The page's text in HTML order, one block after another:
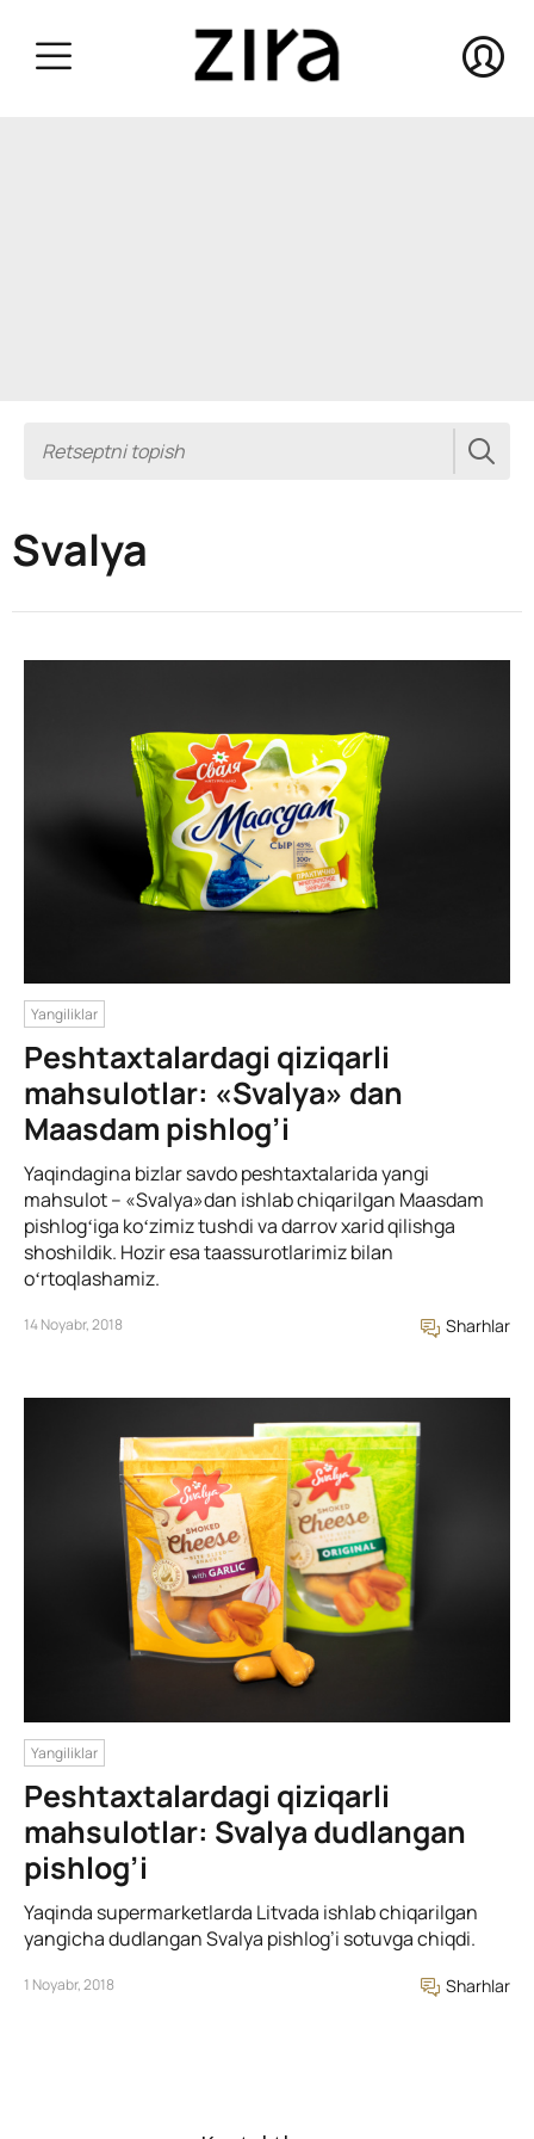
Svalya
Yangiliklar
Peshtaxtalardagi qiziqarli
mahsulotlar: «Svalya» dan
Maasdam pishlog’i
Yaqindagina bizlar savdo peshtaxtalarida yangi
mahsulot – «Svalya»dan ishlab chiqarilgan Maasdam
pishlogʻiga koʻzimiz tushdi va darrov xarid qilishga
shoshildik. Hozir esa taassurotlarimiz bilan
oʻrtoqlashamiz.
14 Noyabr, 2018 Sharhlar
Yangiliklar
Peshtaxtalardagi qiziqarli
mahsulotlar: Svalya dudlangan
pishlog’i
Yaqinda supermarketlarda Litvada ishlab chiqarilgan
yangicha dudlangan Svalya pishlog’i sotuvga chiqdi.
1 Noyabr, 2018 Sharhlar